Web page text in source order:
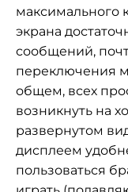
максимального
экрана
сообщений,
переключения
общем, всех
возникнуть на
развернутом
дисплеем
пользоваться